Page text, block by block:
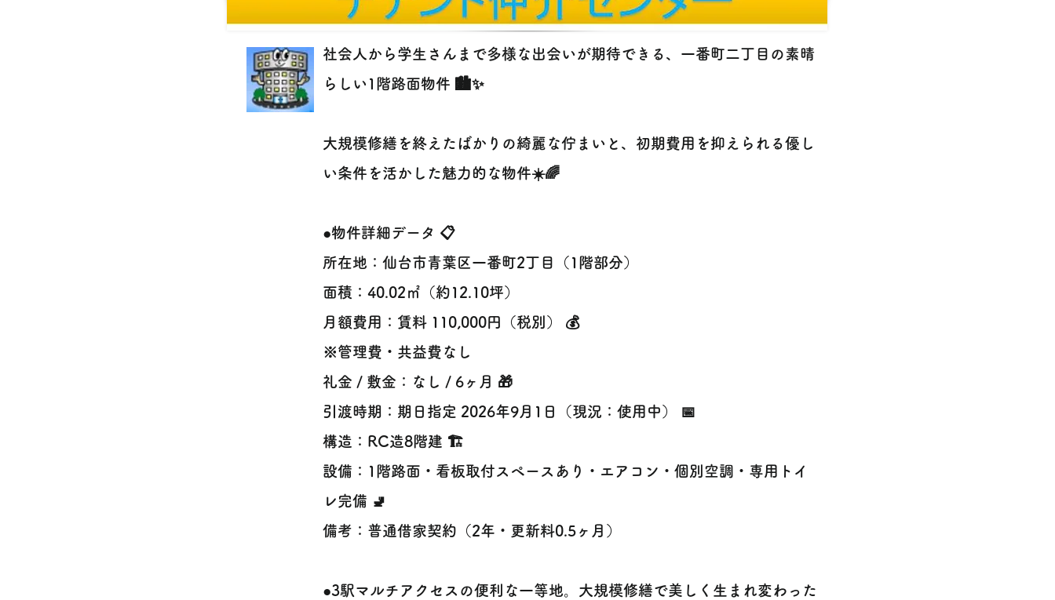
社会人から学生さんまで多様な出会いが期待できる、一番町二丁目の素晴
らしい1階路面物件 🏙️✨
大規模修繕を終えたばかりの綺麗な佇まいと、初期費用を抑えられる優し
い条件を活かした魅力的な物件☀️🌈
●物件詳細データ 📋
所在地：仙台市青葉区一番町2丁目（1階部分）
面積：40.02㎡（約12.10坪）
月額費用：賃料 110,000円（税別） 💰
※管理費・共益費なし
礼金 / 敷金：なし / 6ヶ月 🎁
引渡時期：期日指定 2026年9月1日（現況：使用中） 📅
構造：RC造8階建 🏗️
設備：1階路面・看板取付スペースあり・エアコン・個別空調・専用トイ
レ完備 🚽
備考：普通借家契約（2年・更新料0.5ヶ月）
●3駅マルチアクセスの便利な一等地。大規模修繕で美しく生まれ変わった